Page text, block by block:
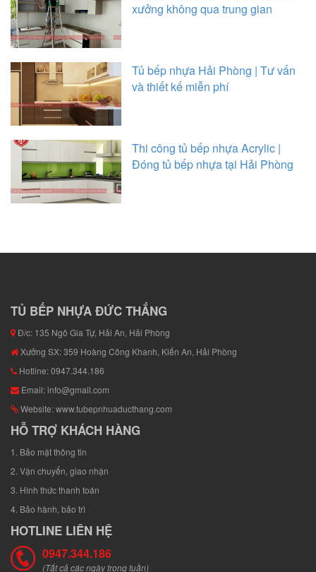
xưởng không qua trung gian
Tủ bếp nhựa Hải Phòng | Tư vấn
và thiết kế miễn phí
Thi công tủ bếp nhựa Acrylic |
Đóng tủ bếp nhựa tại Hải Phòng
TỦ BẾP NHỰA ĐỨC THẮNG
Đ/c: 135 Ngô Gia Tự, Hải An, Hải Phòng
Xưởng SX: 359 Hoàng Công Khanh, Kiến An, Hải Phòng
Hotline: 0947.344.186
Email: info@gmail.com
Website: www.tubepnhuaducthang.com
HỖ TRỢ KHÁCH HÀNG
1. Bảo mật thông tin
2. Vận chuyển, giao nhận
3. Hình thức thanh toán
4. Bảo hành, bảo trì
HOTLINE LIÊN HỆ
0947.344.186
(Tất cả các ngày trong tuần)